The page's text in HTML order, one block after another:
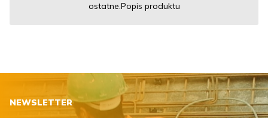
ostatne.Popis produktu
NEWSLETTER